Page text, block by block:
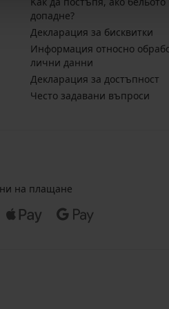
допадне?
Декларация за бисквитки
Информация относно
лични данни
Декларация за достъпност
Често задавани въпроси
на плащане